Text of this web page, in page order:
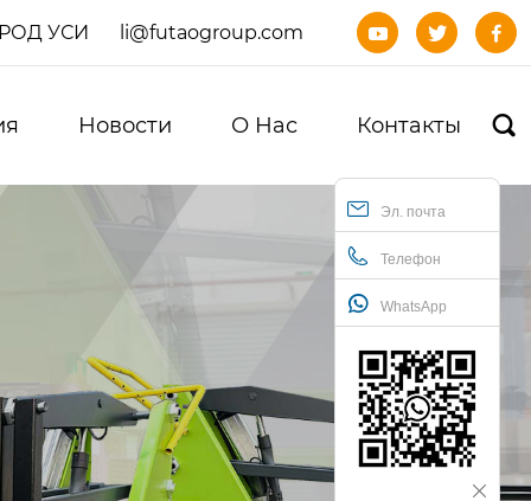
УСИ li@futaogroup.com   
Новости О Нас Контакты 
Эл. почта
Телефон
WhatsApp